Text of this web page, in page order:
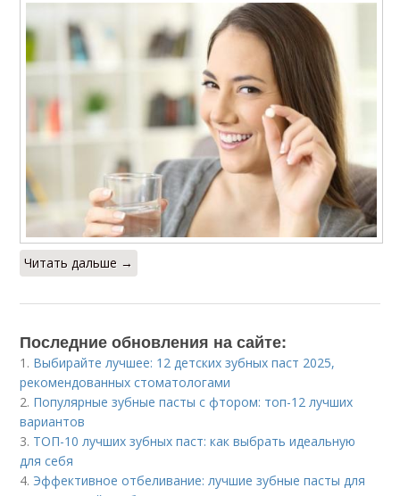
Читать дальше →
Последние обновления на сайте:
1. Выбирайте лучшее: 12 детских зубных паст 2025,
рекомендованных стоматологами
2. Популярные зубные пасты с фтором: топ-12 лучших
вариантов
3. ТОП-10 лучших зубных паст: как выбрать идеальную
для себя
4. Эффективное отбеливание: лучшие зубные пасты для